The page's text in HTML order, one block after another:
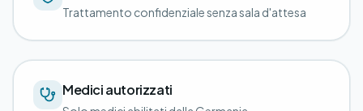
Trattamento confidenziale senza sala d'attesa
Medici autorizzati